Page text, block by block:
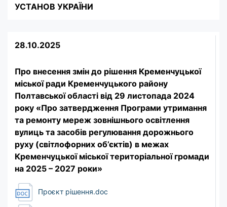
УСТАНОВ УКРАЇНИ
28.10.2025
Про внесення змін до рішення Кременчуцької
міської ради Кременчуцького району
Полтавської області від 29 листопада 2024
року «Про затвердження Програми утримання
та ремонту мереж зовнішнього освітлення
вулиць та засобів регулювання дорожнього
руху (світлофорних об’єктів) в межах
Кременчуцької міської територіальної громади
на 2025 – 2027 роки»
Проєкт рішення.doc